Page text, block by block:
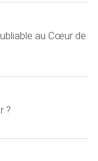
au Cœur de
?